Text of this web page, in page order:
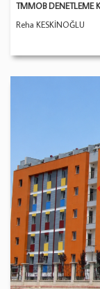
TMMOB DENETLEME
Reha KESKİNOĞLU